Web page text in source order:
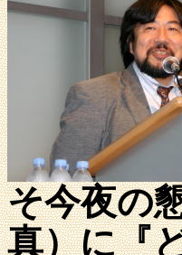
そ今夜の
真）に『